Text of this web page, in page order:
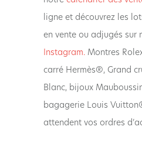
ligne et découvrez les
en vente ou adjugés sur
Instagram. Montres
carré Hermès®, Grand
Blanc, bijoux
bagagerie Louis
attendent vos ordres